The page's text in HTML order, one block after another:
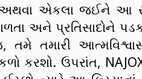
અથવા એકલા જઈને આ
અને પ્રતિસાદોને
તમે તમારી
કરશો. ઉપરાંત,